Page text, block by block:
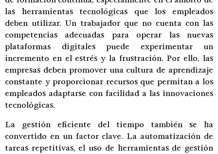
las herramientas tecnológicas que los empleados
deben utilizar. Un trabajador que no cuenta con las
competencias adecuadas para operar las nuevas
plataformas digitales puede experimentar un
incremento en el estrés y la frustración. Por ello, las
empresas deben promover una cultura de aprendizaje
constante y proporcionar recursos que permitan a los
empleados adaptarse con facilidad a las innovaciones
tecnológicas.
La gestión eficiente del tiempo también se ha
convertido en un factor clave. La automatización de
tareas repetitivas, el uso de herramientas de gestión